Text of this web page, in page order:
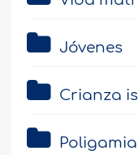
Jóvenes
Crianza
Poligamia